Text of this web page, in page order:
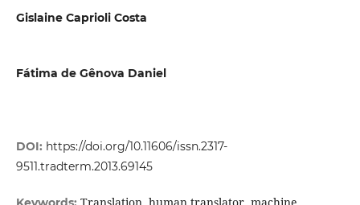
Gislaine Caprioli Costa
Fátima de Gênova Daniel
DOI: https://doi.org/10.11606/issn.2317-
9511.tradterm.2013.69145
Translation, human translator, machine